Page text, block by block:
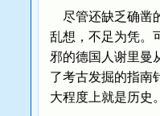
尽管还缺乏确凿
乱想，不足为凭。
邪的德国人谢里曼
了考古发掘的指南
大程度上就是历史